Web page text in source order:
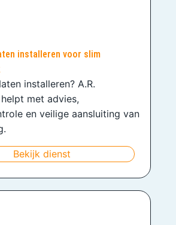
installeren voor slim
installeren? A.R.
met advies,
en veilige aansluiting van
Bekijk dienst